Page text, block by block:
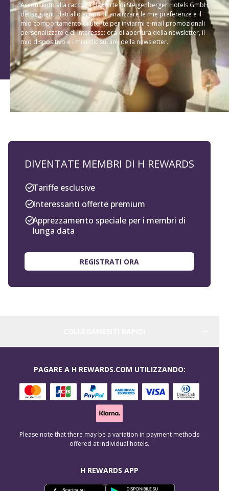
Acconsento alla raccolta da parte di Steigenberger Hotels GmbH
dei seguenti dati allo scopo di analizzare le mie preferenze e il
mio comportamento di utente per inviarmi e-mail promozionali
personalizzate e di interesse: ora di apertura della newsletter, il
mio dispositivo e i miei clic sui link della newsletter.
DIVENTATE MEMBRI DI H REWARDS
Tariffe esclusive
Interessanti offerte premium
Apprezzamento speciale per i membri di
lunga data
REGISTRATI ORA
H REWARDS APP
PAGARE A H REWARDS.COM UTILIZZANDO:
Please note that there may be a variation in payment methods
offered at individual hotels.